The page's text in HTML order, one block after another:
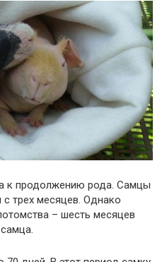
к продолжению рода. Самцы
трех месяцев. Однако
– шесть месяцев